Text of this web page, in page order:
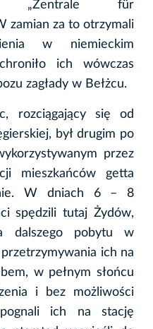
„Zentrale für
zamian za to otrzymali
w niemieckim
ich wówczas
zagłady w Bełżcu.
rozciągający się od
był drugim po
przez
mieszkańców getta
W dniach 6 – 8
spędzili tutaj Żydów,
dalszego pobytu w
ich na
w pełnym słońcu
i bez możliwości
ich na stację